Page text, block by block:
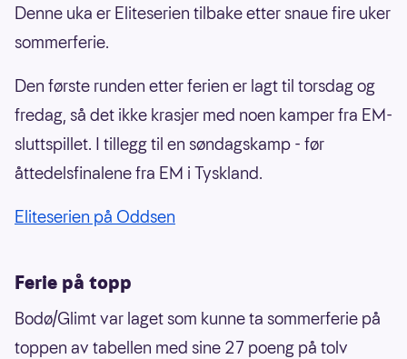
Denne uka er Eliteserien tilbake etter snaue fire uker
sommerferie.
Den første runden etter ferien er lagt til torsdag og
fredag, så det ikke krasjer med noen kamper fra EM-
sluttspillet. I tillegg til en søndagskamp - før
åttedelsfinalene fra EM i Tyskland.
Eliteserien på Oddsen
Ferie på topp
Bodø/Glimt var laget som kunne ta sommerferie på
toppen av tabellen med sine 27 poeng på tolv